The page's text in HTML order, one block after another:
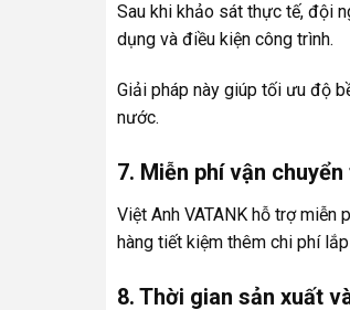
Sau khi khảo sát thực tế, đội
dụng và điều kiện công trình.
Giải pháp này giúp tối ưu độ
nước.
7. Miễn phí vận
Việt Anh VATANK hỗ trợ miễn
hàng tiết kiệm thêm chi phí
8. Thời gian sản xuất